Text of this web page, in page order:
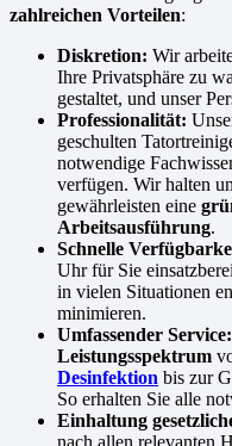
zahlreichen Vorteilen:
Diskretion: Wir
Ihre Privatsphäre zu
gestaltet, und unser
Professionalität:
geschulten
notwendige
verfügen. Wir halten
gewährleisten eine
Arbeitsausführung.
Schnelle
Uhr für Sie
in vielen Situationen
minimieren.
Umfassender Service:
Leistungsspektrum
Desinfektion bis zur
So erhalten Sie alle
Einhaltung
nach allen relevanten